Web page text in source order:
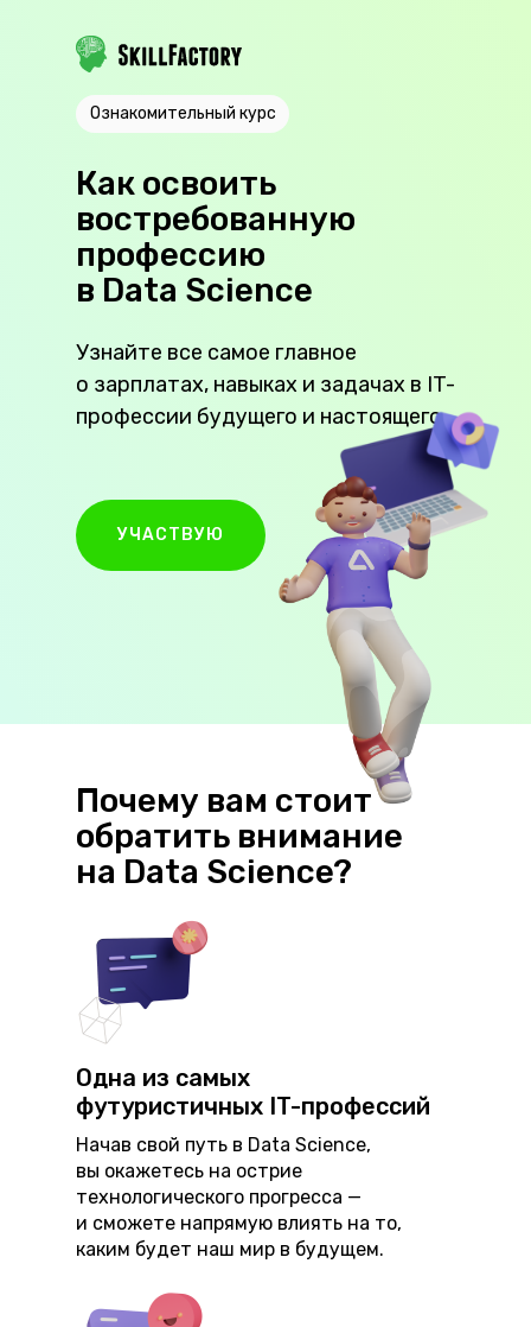
Ознакомительный курс
Как освоить
востребованную
профессию
в Data Science
Узнайте все самое главное
о зарплатах, навыках и задачах в IT-
профессии будущего и настоящего.
УЧАСТВУЮ
Почему вам стоит
обратить внимание
на Data Science?
Одна из самых
футуристичных IT-профессий
Начав свой путь в Data Science,
вы окажетесь на острие
технологического прогресса —
и сможете напрямую влиять на то,
каким будет наш мир в будущем.